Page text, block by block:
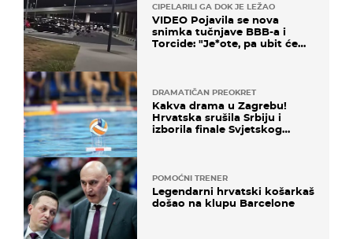
CIPELARILI GA DOK JE LEŽAO
VIDEO Pojavila se nova
snimka tučnjave BBB-a i
Torcide: "Je*ote, pa ubit će
DRAMATIČAN PREOKRET
Kakva drama u Zagrebu!
Hrvatska srušila Srbiju i
izborila finale Svjetskog
POMOĆNI TRENER
Legendarni hrvatski košarkaš
došao na klupu Barcelone